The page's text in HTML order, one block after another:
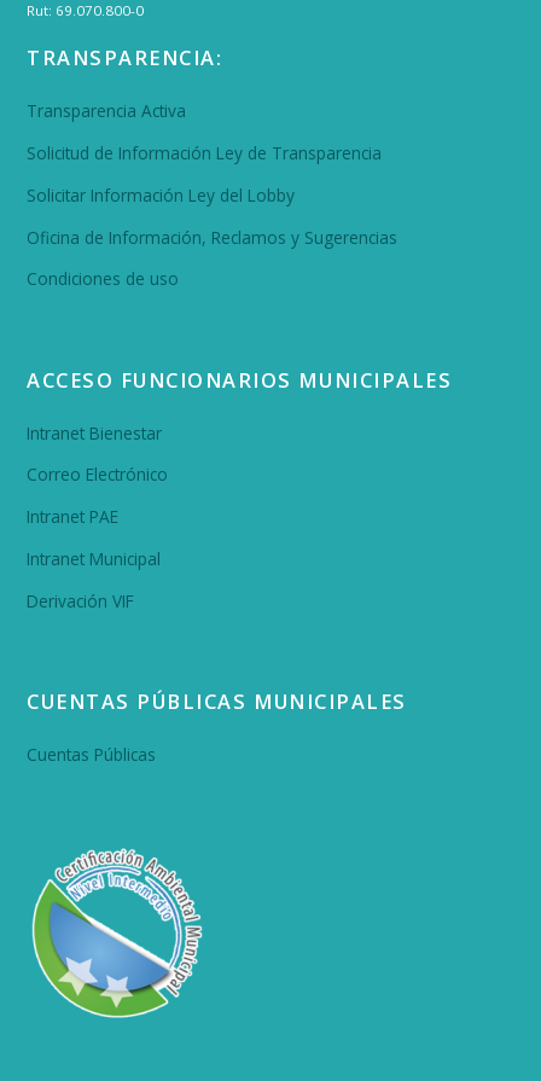
Rut: 69.070.800-0
TRANSPARENCIA:
Transparencia Activa
Solicitud de Información Ley de Transparencia
Solicitar Información Ley del Lobby
Oficina de Información, Reclamos y Sugerencias
Condiciones de uso
ACCESO FUNCIONARIOS MUNICIPALES
Intranet Bienestar
Correo Electrónico
Intranet PAE
Intranet Municipal
Derivación VIF
CUENTAS PÚBLICAS MUNICIPALES
Cuentas Públicas